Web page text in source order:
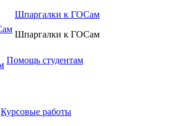
Шпаргалки к ГОСам
Шпаргалки к ГОСам
Помощь студентам
Курсовые работы